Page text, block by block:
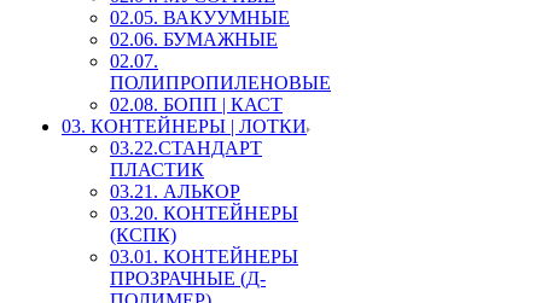
02.05. ВАКУУМНЫЕ
02.06. БУМАЖНЫЕ
02.07.
ПОЛИПРОПИЛЕНОВЫЕ
02.08. БОПП | КАСТ
03. КОНТЕЙНЕРЫ | ЛОТКИ
03.22.СТАНДАРТ
ПЛАСТИК
03.21. АЛЬКОР
03.20. КОНТЕЙНЕРЫ
(КСПК)
03.01. КОНТЕЙНЕРЫ
ПРОЗРАЧНЫЕ (Д-